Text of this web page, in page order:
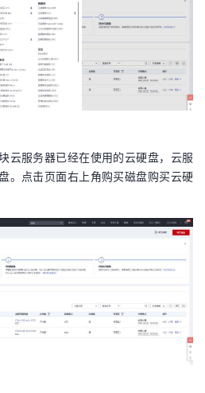
云服务器已经在使用的云硬盘，云服
。点击页面右上角购买磁盘购买云硬